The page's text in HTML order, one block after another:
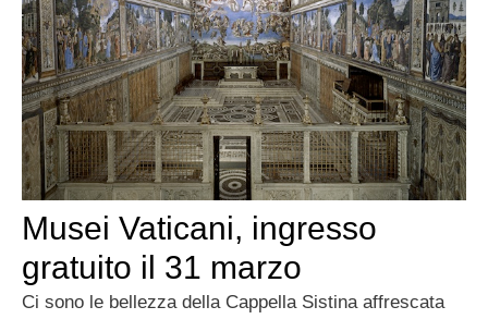
Musei Vaticani, ingresso
gratuito il 31 marzo
Ci sono le bellezza della Cappella Sistina affrescata